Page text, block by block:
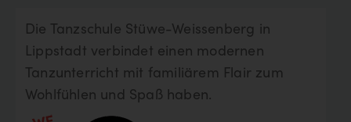
Die Tanzschule Stüwe-Weissenberg in
Lippstadt verbindet einen modernen
Tanzunterricht mit familiärem Flair zum
Wohlfühlen und Spaß haben.